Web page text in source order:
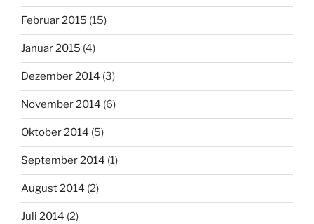
Februar 2015 (15)
Januar 2015 (4)
Dezember 2014 (3)
November 2014 (6)
Oktober 2014 (5)
September 2014 (1)
August 2014 (2)
Juli 2014 (2)